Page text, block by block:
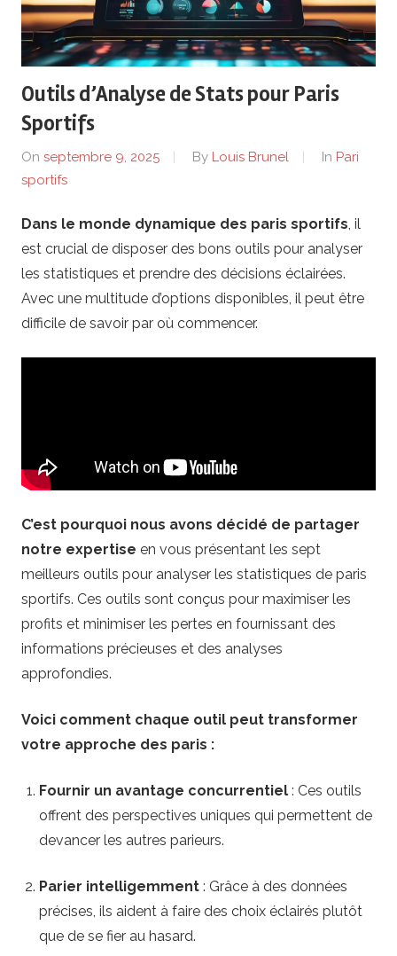
e
r
i
e
n
.
f
r
–
a
r
i
s
p
o
r
i
f
s
Outils d’Analyse de Stats pour Paris
Sportifs
On septembre 9, 2025 By Louis Brunel In Pari
sportifs
Dans le monde dynamique des paris sportifs, il
est crucial de disposer des bons outils pour analyser
les statistiques et prendre des décisions éclairées.
Avec une multitude d’options disponibles, il peut être
difficile de savoir par où commencer.
C’est pourquoi nous avons décidé de partager
notre expertise en vous présentant les sept
meilleurs outils pour analyser les statistiques de paris
sportifs. Ces outils sont conçus pour maximiser les
profits et minimiser les pertes en fournissant des
informations précieuses et des analyses
approfondies.
Voici comment chaque outil peut transformer
votre approche des paris :
Fournir un avantage concurrentiel : Ces outils
offrent des perspectives uniques qui permettent de
devancer les autres parieurs.
Parier intelligemment : Grâce à des données
précises, ils aident à faire des choix éclairés plutôt
que de se fier au hasard.